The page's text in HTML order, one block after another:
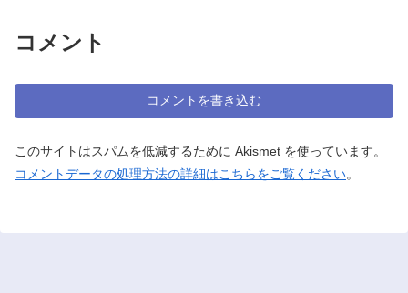
コメント
コメントを書き込む
このサイトはスパムを低減するために Akismet を使っています。
コメントデータの処理方法の詳細はこちらをご覧ください。